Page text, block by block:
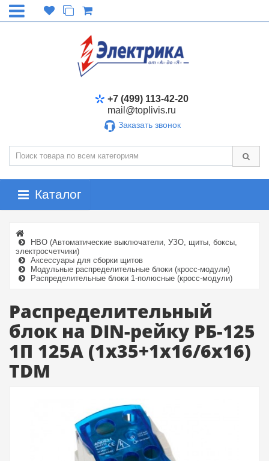
+7 (499) 113-42-20
mail@toplivis.ru
Заказать звонок
Каталог
НВО (Автоматические выключатели, УЗО, щиты, боксы,
электросчетчики)
Аксессуары для сборки щитов
Модульные распределительные блоки (кросс-модули)
Распределительные блоки 1-полюсные (кросс-модули)
Распределительный
блок на DIN-рейку РБ-125
1П 125А (1х35+1x16/6x16)
TDM